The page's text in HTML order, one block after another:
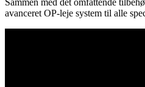
avanceret OP-leje system til alle